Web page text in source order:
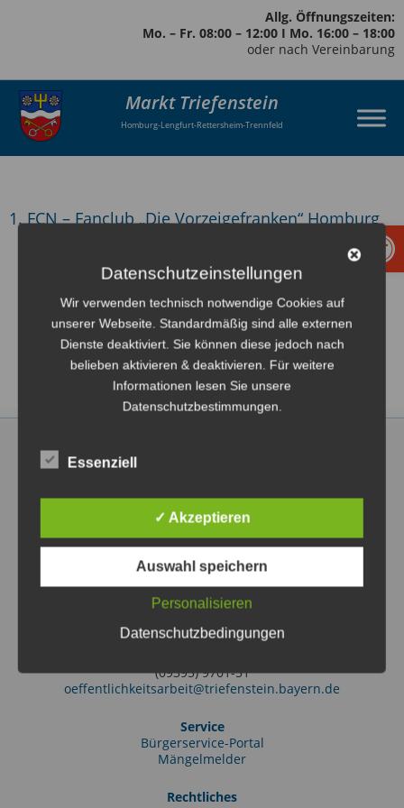
Allg. Öffnungszeiten:
Mo. – Fr. 08:00 – 12:00 I Mo. 16:00 – 18:00
oder nach Vereinbarung
Markt Triefenstein
Homburg-Lengfurt-Rettersheim-Trennfeld
1. FCN – Fanclub „Die Vorzeigefranken“ Homburg
zurück
Markt Triefenstein
Rathausstraße 2
97855 Triefenstein OT Lengfurt
(09395) 97010
info@triefenstein.bayern.de
Tourist-Information
Friedrich-Ebert-Str. 38
(09395) 9701-51
oeffentlichkeitsarbeit@triefenstein.bayern.de
Service
Bürgerservice-Portal
Mängelmelder
Rechtliches
Datenschutzeinstellungen
Wir verwenden technisch notwendige Cookies auf
unserer Webseite. Standardmäßig sind alle externen
Dienste deaktiviert. Sie können diese jedoch nach
belieben aktivieren & deaktivieren. Für weitere
Informationen lesen Sie unsere
Datenschutzbestimmungen.
Essenziell
✓ Akzeptieren
Auswahl speichern
Personalisieren
Datenschutzbedingungen